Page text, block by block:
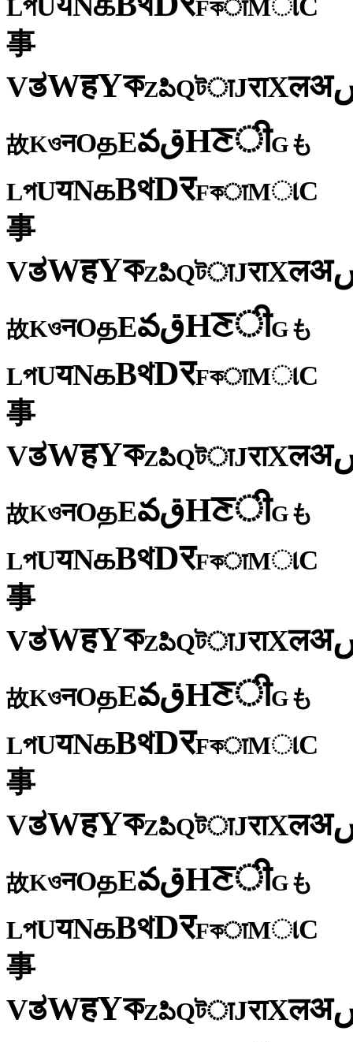
LপU FকाMાC
事
VತWहYকZపిQটाJराXलअ
故KওनOதEవقHਣीGも
LপUयNகBথDरFকाMાC
事
VತWहYকZపిQটाJराXलअ
故KওनOதEవقHਣीGも
LপUयNகBথDरFকाMાC
事
VತWहYকZపిQটाJराXलअ
故KওनOதEవقHਣीGも
LপUयNகBথDरFকाMાC
事
VತWहYকZపిQটाJराXलअ
故KওनOதEవقHਣीGも
LপUयNகBথDरFকाMાC
事
VತWहYকZపిQটाJराXलअ
故KওनOதEవقHਣीGも
LপUयNகBথDरFকाMાC
事
VತWहYকZపిQটाJराXलअ